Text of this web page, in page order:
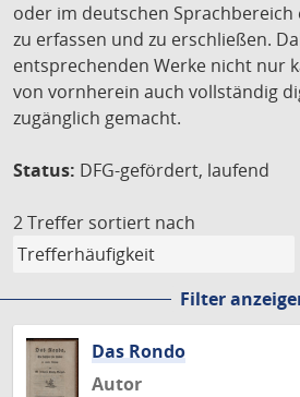
oder im deutschen
zu erfassen und zu erschließen.
entsprechenden Werke nicht nur
von vornherein auch vollständig
zugänglich gemacht.
Status: DFG-gefördert, laufend
2 Treffer sortiert nach
Filter
Das Rondo
Autor